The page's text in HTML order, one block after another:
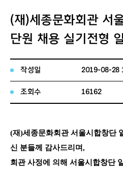
(재)세종문화회관 서
단원 채용 실기전형
작성일 2019-08-28
조회수 16162
(재)세종문화회관 서울시합창단
신 분들께 감사드리며,
회관 사정에 의해 서울시합창단